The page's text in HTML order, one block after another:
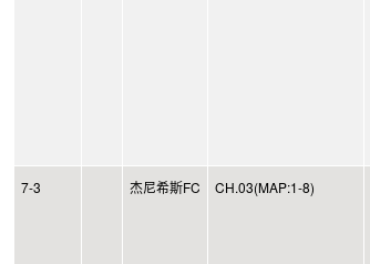
7-3 杰尼希斯FC CH.03(MAP:1-8)